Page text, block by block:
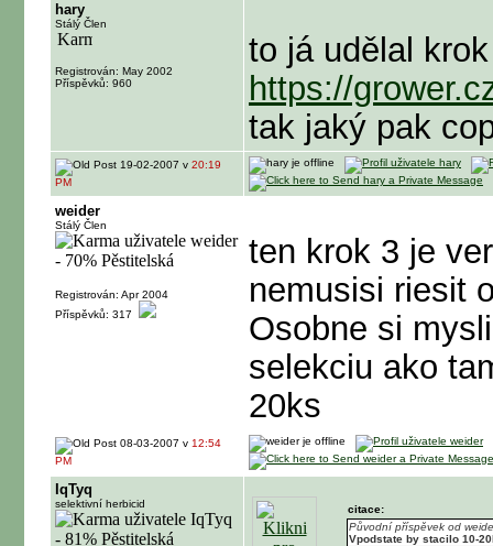
hary
Stálý Člen
Registrován: May 2002
Příspěvků: 960
to já udělal
https://
tak jaký pak
19-02-2007 v 20:19
PM
weider
Stálý Člen
Registrován: Apr 2004
Příspěvků: 317
ten krok 3 je
nemusisi riesit
Osobne si
selekciu ako
20ks
08-03-2007 v 12:54
PM
IqTyq
selektivní herbicid
citace:
Původní příspěvek od
Vpodstate by stacilo 10-